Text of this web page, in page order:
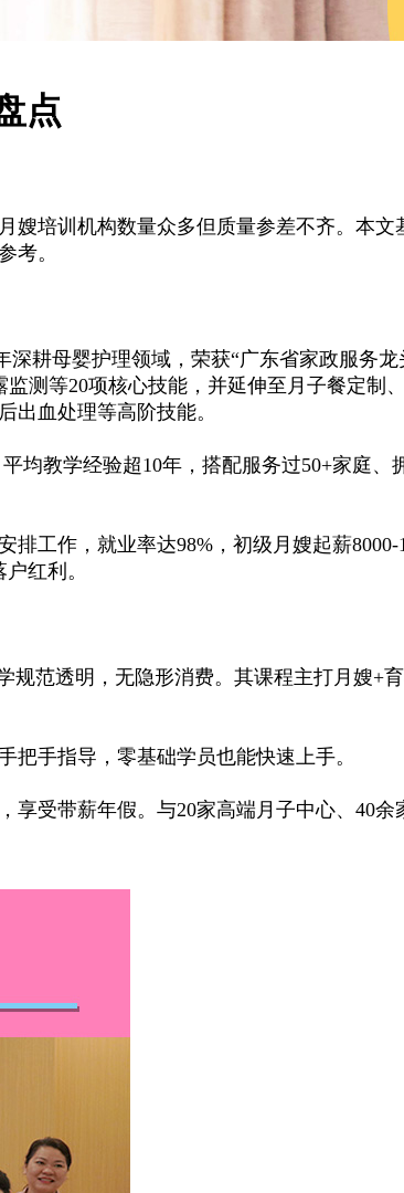
点
培训机构数量众多但质量参差不齐。本文
考。
母婴护理领域，荣获“广东省家政服务龙
测等20项核心技能，并延伸至月子餐定制
出血处理等高阶技能。
教学经验超10年，搭配服务过50+家庭、
作，就业率达98%，初级月嫂起薪8000-
红利。
透明，无隐形消费。其课程主打月嫂+
手指导，零基础学员也能快速上手。
带薪年假。与20家高端月子中心、40余